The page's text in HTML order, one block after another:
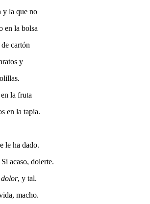
y la que no
en la bolsa
cartón
y
la fruta
en la tapia.
le ha dado.
acaso, dolerte.
dolor, y tal.
macho.